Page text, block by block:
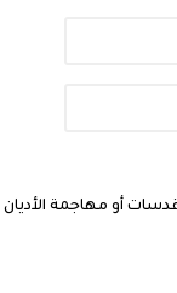
أو مهاجمة الأديان